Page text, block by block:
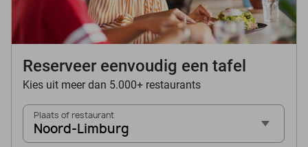
Reserveer eenvoudig een tafel
Kies uit meer dan 5.000+ restaurants
Plaats of restaurant
Noord-Limburg